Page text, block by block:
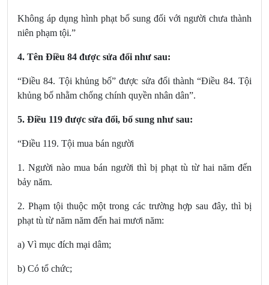
Không áp dụng hình phạt bổ sung đối với người chưa thành
niên phạm tội.”
4. Tên Điều 84 được sửa đổi như sau:
“Điều 84. Tội khủng bố” được sửa đổi thành “Điều 84. Tội
khủng bố nhằm chống chính quyền nhân dân”.
5. Điều 119 được sửa đổi, bổ sung như sau:
“Điều 119. Tội mua bán người
1. Người nào mua bán người thì bị phạt tù từ hai năm đến
bảy năm.
2. Phạm tội thuộc một trong các trường hợp sau đây, thì bị
phạt tù từ năm năm đến hai mươi năm:
a) Vì mục đích mại dâm;
b) Có tổ chức;